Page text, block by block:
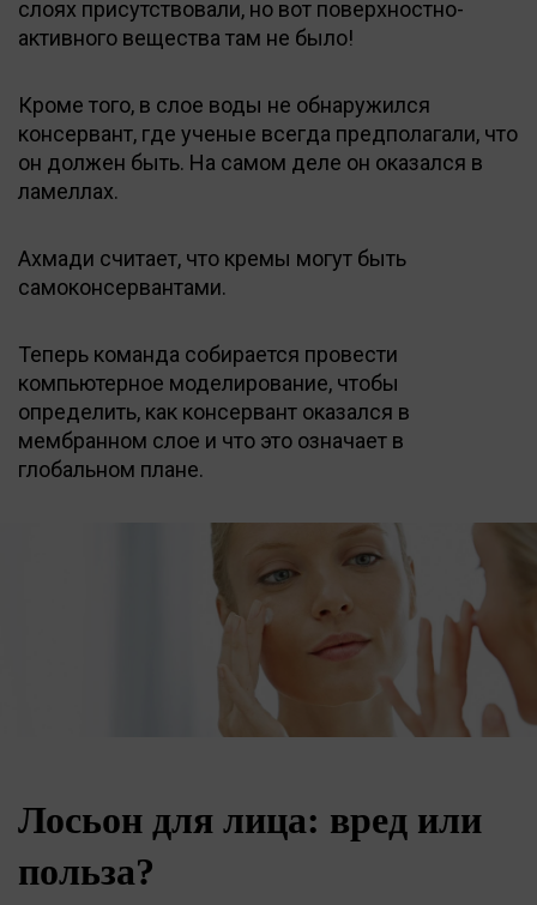
слоях присутствовали, но вот поверхностно-
активного вещества там не было!
Кроме того, в слое воды не обнаружился
консервант, где ученые всегда предполагали, что
он должен быть. На самом деле он оказался в
ламеллах.
Ахмади считает, что кремы могут быть
самоконсервантами.
Теперь команда собирается провести
компьютерное моделирование, чтобы
определить, как консервант оказался в
мембранном слое и что это означает в
глобальном плане.
Лосьон для лица: вред или
польза?